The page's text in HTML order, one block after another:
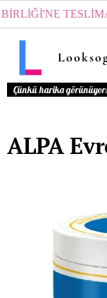
Çünkü harika
ALPA